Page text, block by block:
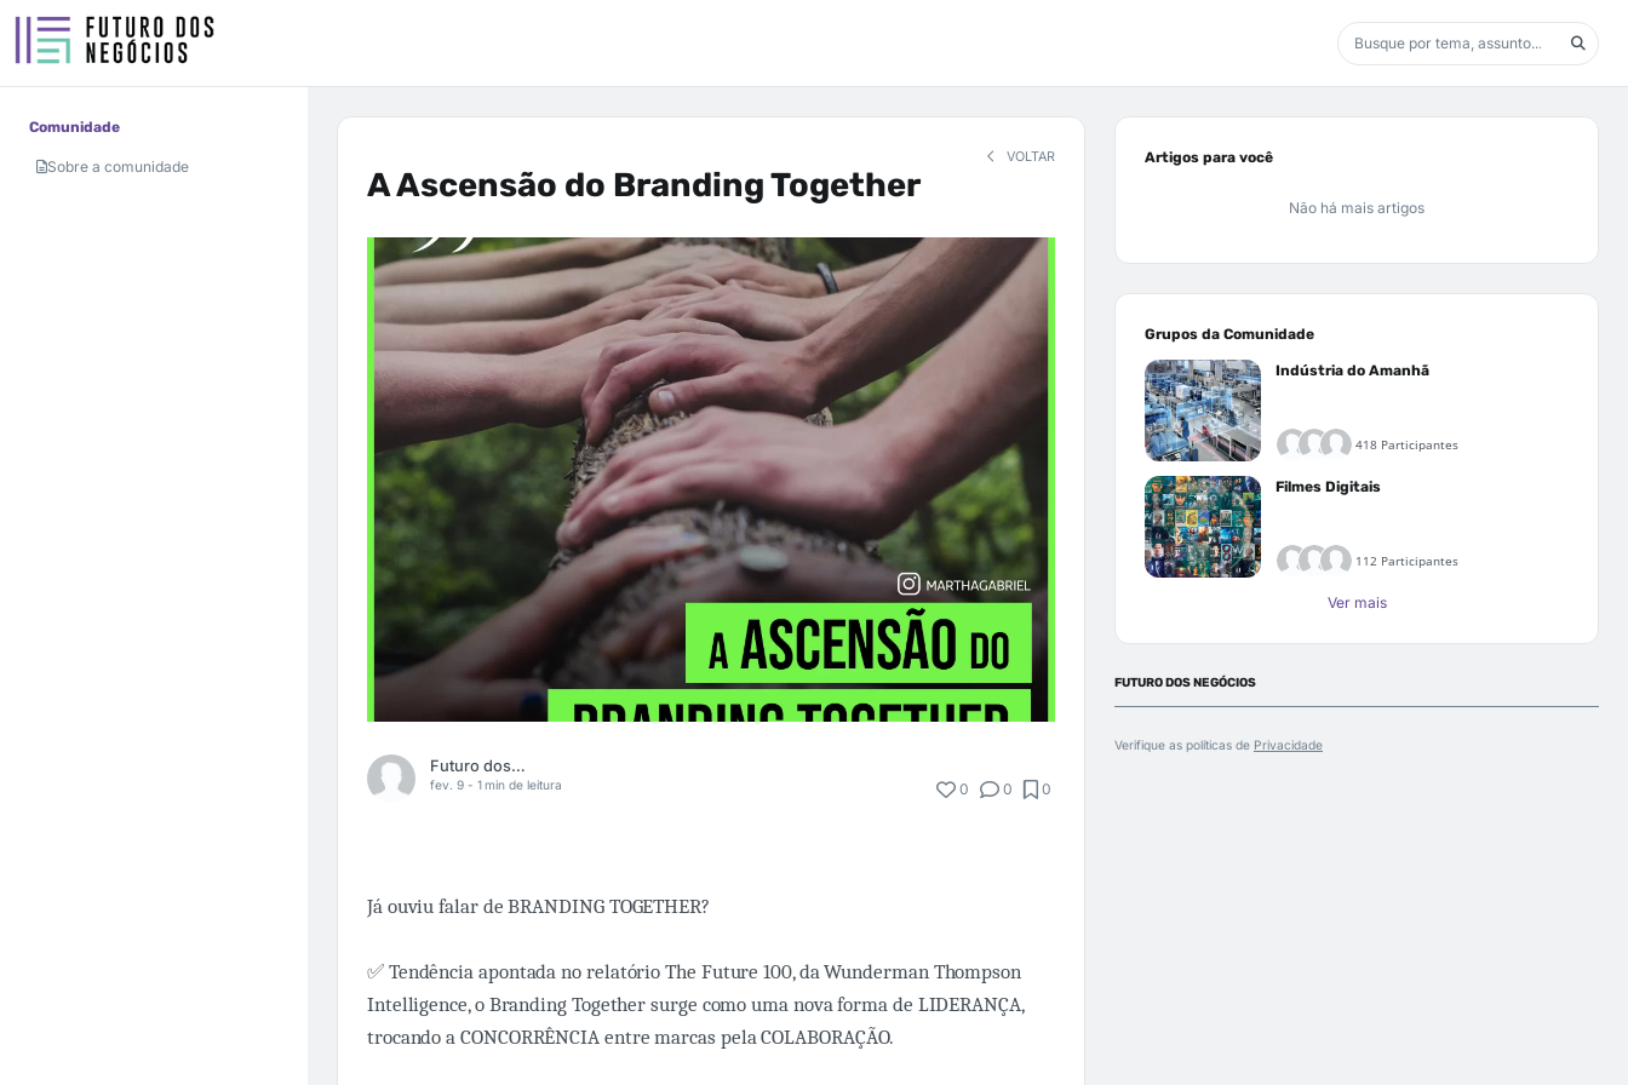
Comunidade
Sobre a comunidade
VOLTAR
A Ascensão do Branding Together
Futuro dos Negócios
fev. 9 - 1 min de leitura 0 0 0
Já ouviu falar de BRANDING TOGETHER?
✅ Tendência apontada no relatório The Future 100, da Wunderman Thompson
Intelligence, o Branding Together surge como uma nova forma de LIDERANÇA,
trocando a CONCORRÊNCIA entre marcas pela COLABORAÇÃO.
Artigos para você
Não há mais artigos
Grupos da Comunidade
Indústria do Amanhã
418 Participantes
Filmes Digitais
112 Participantes
Ver mais
FUTURO DOS NEGÓCIOS
Verifique as políticas de Privacidade